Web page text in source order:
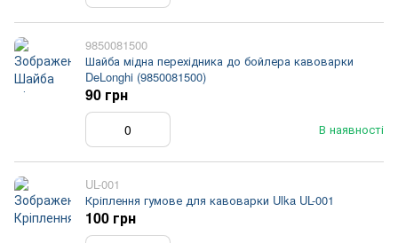
9850081500
Шайба мідна перехідника до бойлера кавоварки
DeLonghi (9850081500)
В наявності
90 грн
UL-001
Кріплення гумове для кавоварки Ulka UL-001
100 грн